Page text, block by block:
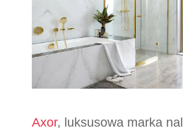
Axor, luksusowa marka